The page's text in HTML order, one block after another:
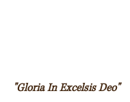
"Gloria In Excelsis Deo"